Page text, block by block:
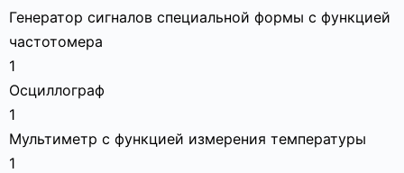
Генератор сигналов специальной формы с функцией
частотомера
1
Осциллограф
1
Мультиметр с функцией измерения температуры
1